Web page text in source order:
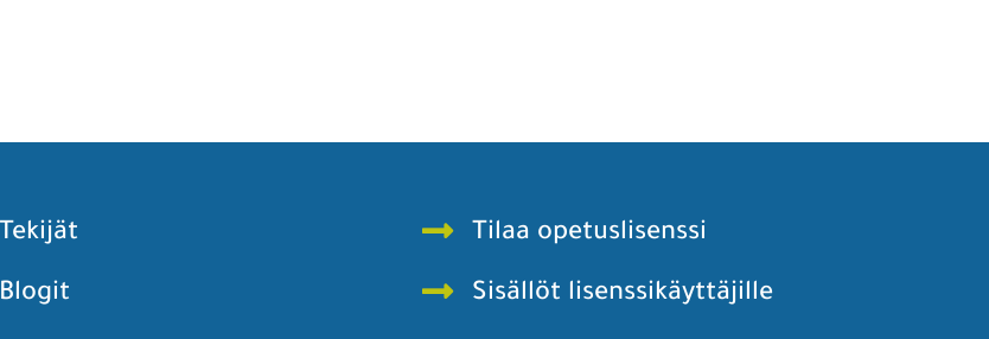
Tekijät
Blogit
Tilaa opetuslisenssi
Sisällöt lisenssikäyttäjille